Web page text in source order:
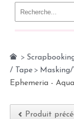
>
/ Tape >
Ephemeria -
Produit